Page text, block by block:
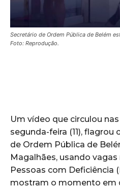
Secretário de Ordem Pública de Belém
Foto: Reprodução.
Um vídeo que circulou
segunda-feira (11),
de Ordem Pública de
Magalhães, usando
Pessoas com Deficiência
mostram o momento em